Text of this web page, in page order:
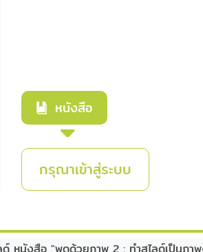
หนังสือ
กรุณาเข้าสู่ระบบ